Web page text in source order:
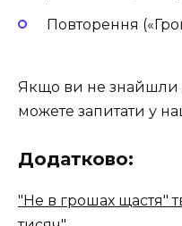
Повторення
Якщо ви не знайшли
можете запитати у
Додатково:
"Не в грошах щастя"